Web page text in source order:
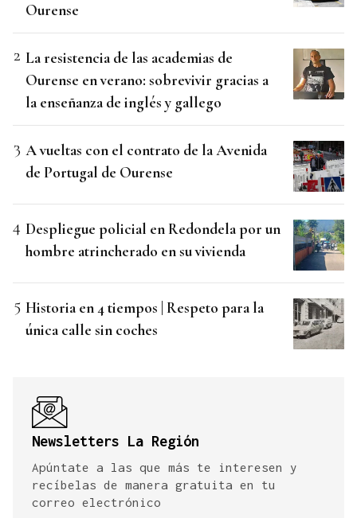
Ourense
La resistencia de las academias de
Ourense en verano: sobrevivir gracias a
la enseñanza de inglés y gallego
A vueltas con el contrato de la Avenida
de Portugal de Ourense
Despliegue policial en Redondela por un
hombre atrincherado en su vivienda
Historia en 4 tiempos | Respeto para la
única calle sin coches
Newsletters La Región
Apúntate a las que más te interesen y
recíbelas de manera gratuita en tu
correo electrónico